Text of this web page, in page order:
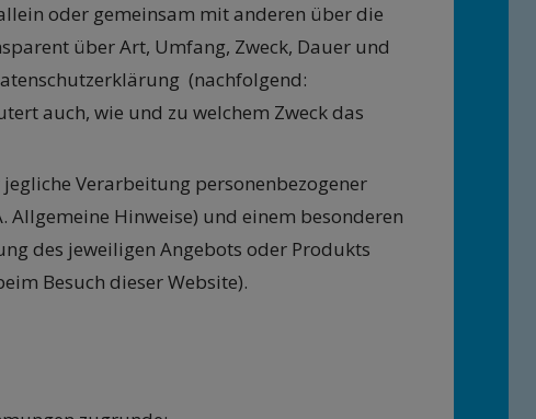
oder gemeinsam mit anderen über die
über Art, Umfang, Zweck, Dauer und
(nachfolgend:
auch, wie und zu welchem Zweck das
Verarbeitung personenbezogener
Hinweise) und einem besonderen
des jeweiligen Angebots oder Produkts
Besuch dieser Website).